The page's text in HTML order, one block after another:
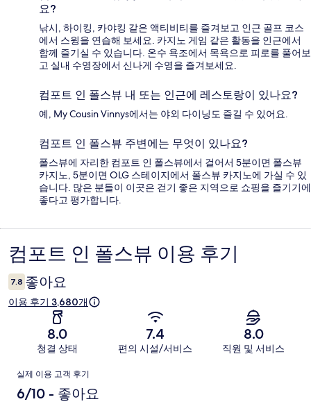
요?
낚시, 하이킹, 카야킹 같은 액티비티를 즐겨보고 인근 골프 코스
에서 스윙을 연습해 보세요. 카지노 게임 같은 활동을 인근에서
함께 즐기실 수 있습니다. 온수 욕조에서 목욕으로 피로를 풀어보
고 실내 수영장에서 신나게 수영을 즐겨보세요.
컴포트 인 폴스뷰 내 또는 인근에 레스토랑이 있나요?
예, My Cousin Vinnys에서는 야외 다이닝도 즐길 수 있어요.
컴포트 인 폴스뷰 주변에는 무엇이 있나요?
폴스뷰에 자리한 컴포트 인 폴스뷰에서 걸어서 5분이면 폴스뷰
카지노, 5분이면 OLG 스테이지에서 폴스뷰 카지노에 가실 수 있
습니다. 많은 분들이 이곳은 걷기 좋은 지역으로 쇼핑을 즐기기에
좋다고 평가합니다.
이
용
후
컴포트 인 폴스뷰 이용 후기
7.8 좋아요
이용 후기 3,680개
8.0
청결 상태
7.4
편의 시설/서비스
8.0
직원 및 서비스
이
용
실제 이용 고객 후기
6/10 - 좋아요